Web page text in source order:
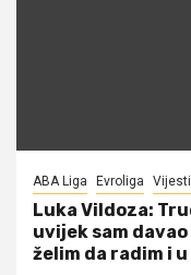
ABA Liga Evroliga Vijesti
Luka Vildoza:
uvijek sam
želim da radim i